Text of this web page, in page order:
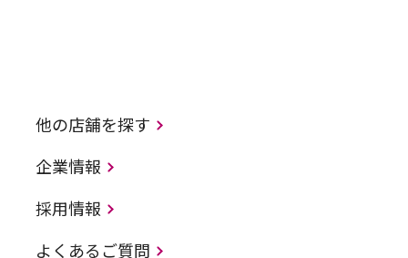
他の店舗を探す
企業情報
採用情報
よくあるご質問